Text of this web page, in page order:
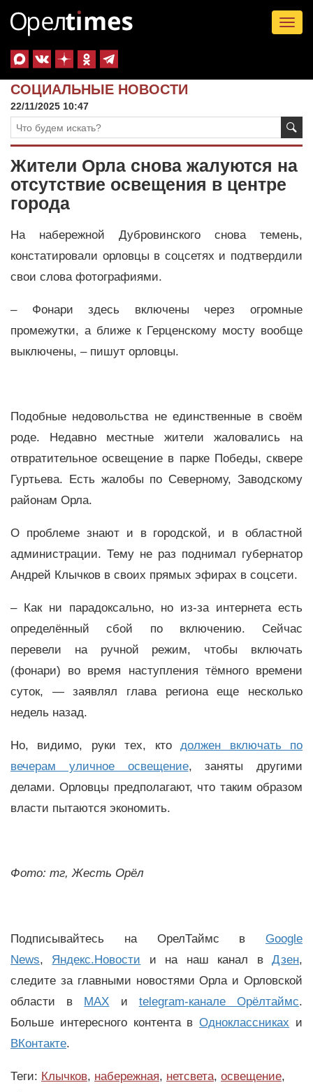
СОЦИАЛЬНЫЕ НОВОСТИ
22/11/2025 10:47
Жители Орла снова жалуются на
отсутствие освещения в центре
города
На набережной Дубровинского снова темень,
констатировали орловцы в соцсетях и подтвердили
свои слова фотографиями.
– Фонари здесь включены через огромные
промежутки, а ближе к Герценскому мосту вообще
выключены, – пишут орловцы.
Подобные недовольства не единственные в своём
роде. Недавно местные жители жаловались на
отвратительное освещение в парке Победы, сквере
Гуртьева. Есть жалобы по Северному, Заводскому
районам Орла.
О проблеме знают и в городской, и в областной
администрации. Тему не раз поднимал губернатор
Андрей Клычков в своих прямых эфирах в соцсети.
– Как ни парадоксально, но из-за интернета есть
определённый сбой по включению. Сейчас
перевели на ручной режим, чтобы включать
(фонари) во время наступления тёмного времени
суток, — заявлял глава региона еще несколько
недель назад.
Но, видимо, руки тех, кто должен включать по
вечерам уличное освещение, заняты другими
делами. Орловцы предполагают, что таким образом
власти пытаются экономить.
Фото: тг, Жесть Орёл
Подписывайтесь на ОрелТаймс в Google
News, Яндекс.Новости и на наш канал вДзен,
следите за главными новостями Орла и Орловской
области в MAX и telegram-канале Орёлтаймс.
Больше интересного контента вОдноклассниках и
ВКонтакте.
Теги: Клычков, набережная, нетсвета, освещение,